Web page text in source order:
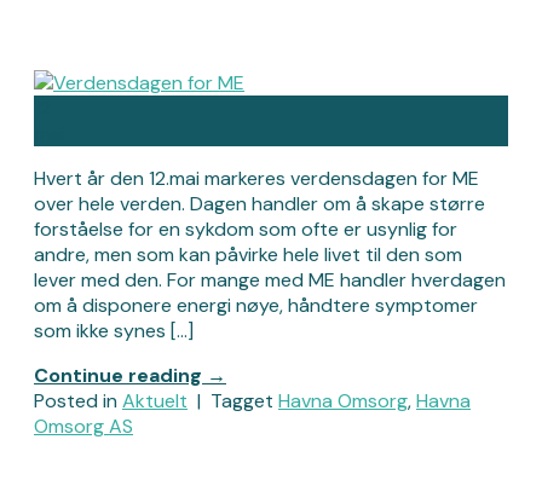
Hvert år den 12.mai markeres verdensdagen for ME
over hele verden. Dagen handler om å skape større
forståelse for en sykdom som ofte er usynlig for
andre, men som kan påvirke hele livet til den som
lever med den. For mange med ME handler hverdagen
om å disponere energi nøye, håndtere symptomer
som ikke synes […]
Continue reading →
Posted in Aktuelt | Tagget Havna Omsorg,Havna
Omsorg AS